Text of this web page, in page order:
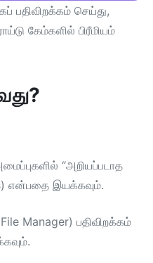
பதிவிறக்கம் செய்து,
கேம்களில் பிரீமியம்
“அறியப்படாத
என்பதை இயக்கவும்.
Manager) பதிவிறக்கம்